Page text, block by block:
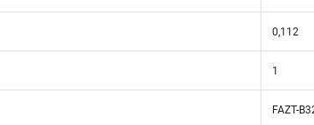
0,112
1
FAZT-